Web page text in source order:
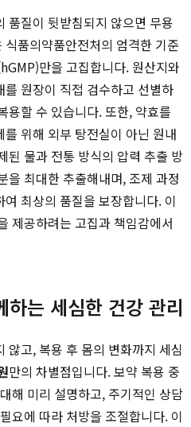
품질이 뒷받침되지 않으면 무용
품의약품안전처의 엄격한 기준
만을 고집합니다. 원산지와
원장이 직접 검수하고 선별하
용할 수 있습니다. 또한, 약효를
위해 외부 탕전실이 아닌 원내
된 물과 전통 방식의 압력 추출 방
을 최대한 추출해내며, 조제 과정
최상의 품질을 보장합니다. 이
제공하려는 고집과 책임감에서
하는 세심한 건강 관리
않고, 복용 후 몸의 변화까지 세심
만의 차별점입니다. 보약 복용 중
해 미리 설명하고, 주기적인 상담
요에 따라 처방을 조절합니다. 이